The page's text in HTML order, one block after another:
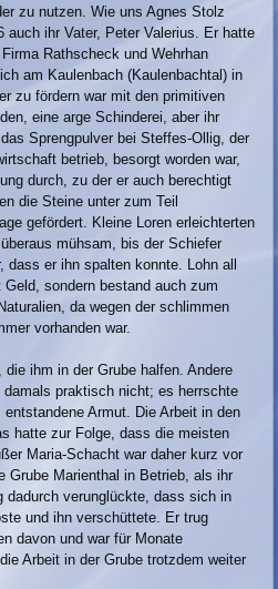
zu nutzen. Wie uns Agnes Stolz
auch ihr Vater, Peter Valerius. Er hatte
Rathscheck und Wehrhan
am Kaulenbach (Kaulenbachtal) in
zu fördern war mit den primitiven
eine arge Schinderei, aber ihr
Sprengpulver bei Steffes-Ollig, der
betrieb, besorgt worden war,
durch, zu der er auch berechtigt
die Steine unter zum Teil
gefördert. Kleine Loren erleichterten
mühsam, bis der Schiefer
dass er ihn spalten konnte. Lohn all
sondern bestand auch zum
da wegen der schlimmen
vorhanden war.
ihm in der Grube halfen. Andere
praktisch nicht; es herrschte
Armut. Die Arbeit in den
hatte zur Folge, dass die meisten
Maria-Schacht war daher kurz vor
Grube Marienthal in Betrieb, als ihr
dadurch verunglückte, dass sich in
und ihn verschüttete. Er trug
davon und war für Monate
Arbeit in der Grube trotzdem weiter